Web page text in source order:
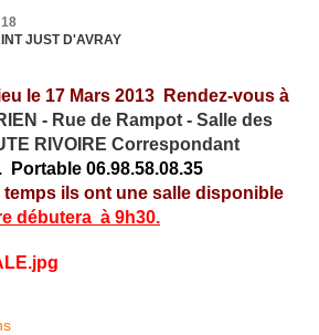
JUST D'AVRAY
le 17 Mars 2013
Rendez-vous à
- Rue de Rampot - Salle des
RIVOIRE Correspondant
Portable 06.98.58.08.35
temps ils ont une salle disponible
débutera à 9h30.